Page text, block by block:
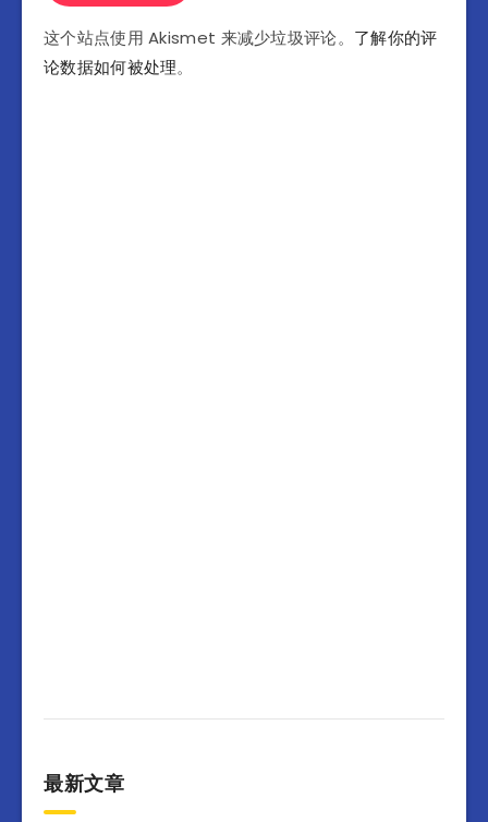
这个站点使用 Akismet 来减少垃圾评论。 了解你的评
论数据如何被处理。
最新文章